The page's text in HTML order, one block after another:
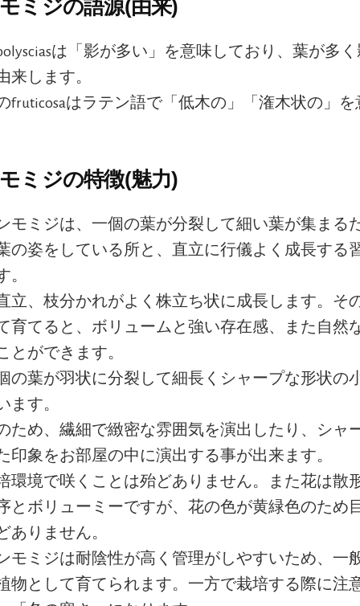
ミジの語源(由来)
は「影が多い」を意味しており、葉が多
来します。
fruticosaはラテン語で「低木の」「潅木状の」
ミジの特徴(魅力)
モミジは、一個の葉が分裂して細い葉が集まる
の姿をしている所と、直立に行儀よく成長する
。
立、枝分かれがよく株立ち状に成長します。そ
育てると、ボリュームと強い存在感、また自然
とができます。
の葉が羽状に分裂して細長くシャープな形状の
ます。
ため、繊細で緻密な雰囲気を演出したり、シャ
印象をお部屋の中に演出する事が出来ます。
環境で咲くことは殆どありません。また花は散
とボリューミーですが、花の色が黄緑色のため
ありません。
モミジは耐陰性が高く管理がしやすいため、一
物として育てられます。一方で栽培する際に注